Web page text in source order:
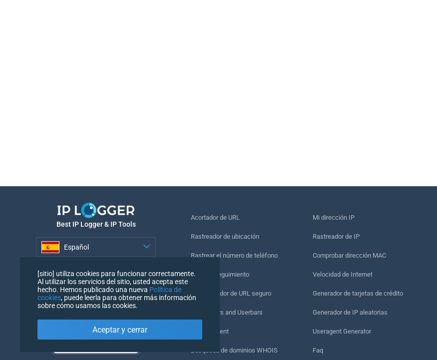
Best IP Logger & IP Tools
Español
Acortador de URL
Rastreador de ubicación
Rastrear el número de teléfono
Píxel de seguimiento
Comprobador de URL seguro
IP Counters and Userbars
Mi UserAgent
Búsqueda de dominios WHOIS
Mi dirección IP
Rastreador de IP
Comprobar dirección MAC
Velocidad de Internet
Generador de tarjetas de crédito
Generador de IP aleatorias
Useragent Generator
Faq
[sitio] utiliza cookies para funcionar correctamente.
Al utilizar los servicios del sitio, usted acepta este
hecho. Hemos publicado una nueva Política de
cookies, puede leerla para obtener más información
sobre cómo usamos las cookies.
Aceptar y cerrar